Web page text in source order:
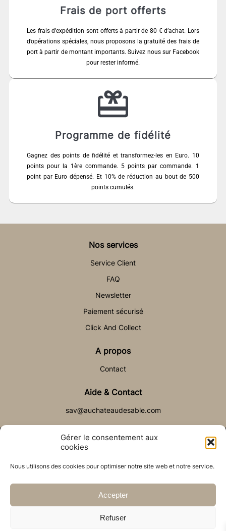
Gérer le consentement aux
cookies
Nous utilisons des cookies pour optimiser notre site web et notre service.
Accepter
Refuser
Frais de port offerts
Les frais d’expédition sont offerts à partir de 80 € d’achat. Lors
d’opérations spéciales, nous proposons la gratuité des frais de
port à partir de montant importants. Suivez nous sur Facebook
pour rester informé.
Programme de fidélité
Gagnez des points de fidélité et transformez-les en Euro. 10
points pour la 1ère commande. 5 points par commande. 1
point par Euro dépensé. Et 10% de réduction au bout de 500
points cumulés.
Nos services
Service Client
FAQ
Newsletter
Paiement sécurisé
Click And Collect
A propos
Contact
Aide & Contact
sav@auchateaudesable.com
CGV
Réalisé par l’agence web : PixelsAgency.fr